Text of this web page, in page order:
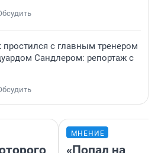
простился с главным тренером
Сандлером: репортаж с
МНЕНИЕ